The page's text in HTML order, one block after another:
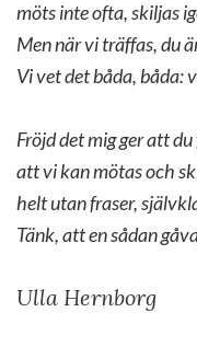
möts inte ofta, skiljas
Men när vi träffas, du
Vi vet det båda, båda:
Fröjd det mig ger att
att vi kan mötas och
helt utan fraser,
Tänk, att en sådan
Ulla Hernborg